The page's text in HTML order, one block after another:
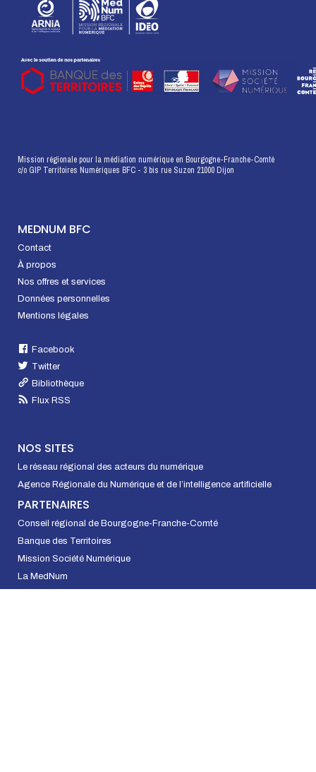
Mission régionale pour la médiation numérique en Bourgogne-Franche-Comté
c/o GIP Territoires Numériques BFC - 3 bis rue Suzon 21000 Dijon
MEDNUM BFC
Contact
À propos
Nos offres et services
Données personnelles
Mentions légales
Facebook
Twitter
Bibliothèque
Flux RSS
NOS SITES
Le réseau régional des acteurs du numérique
Agence Régionale du Numérique et de l’intelligence artificielle
PARTENAIRES
Conseil régional de Bourgogne-Franche-Comté
Banque des Territoires
Mission Société Numérique
La MedNum